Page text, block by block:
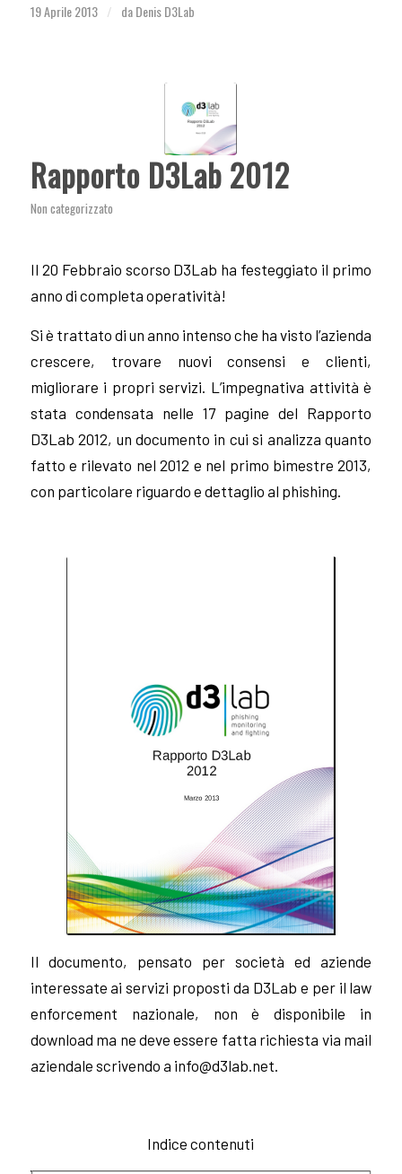
19 Aprile 2013 / daDenis D3Lab
Rapporto D3Lab 2012
Non categorizzato
Il 20 Febbraio scorso D3Lab ha festeggiato il primo
anno di completa operatività!
Si è trattato di un anno intenso che ha visto l’azienda
crescere, trovare nuovi consensi e clienti,
migliorare i propri servizi. L’impegnativa attività è
stata condensata nelle 17 pagine del Rapporto
D3Lab 2012, un documento in cui si analizza quanto
fatto e rilevato nel 2012 e nel primo bimestre 2013,
con particolare riguardo e dettaglio al phishing.
Il documento, pensato per società ed aziende
interessate ai servizi proposti da D3Lab e per il law
enforcement nazionale, non è disponibile in
download ma ne deve essere fatta richiesta via mail
aziendale scrivendo a info@d3lab.net.
Indice contenuti